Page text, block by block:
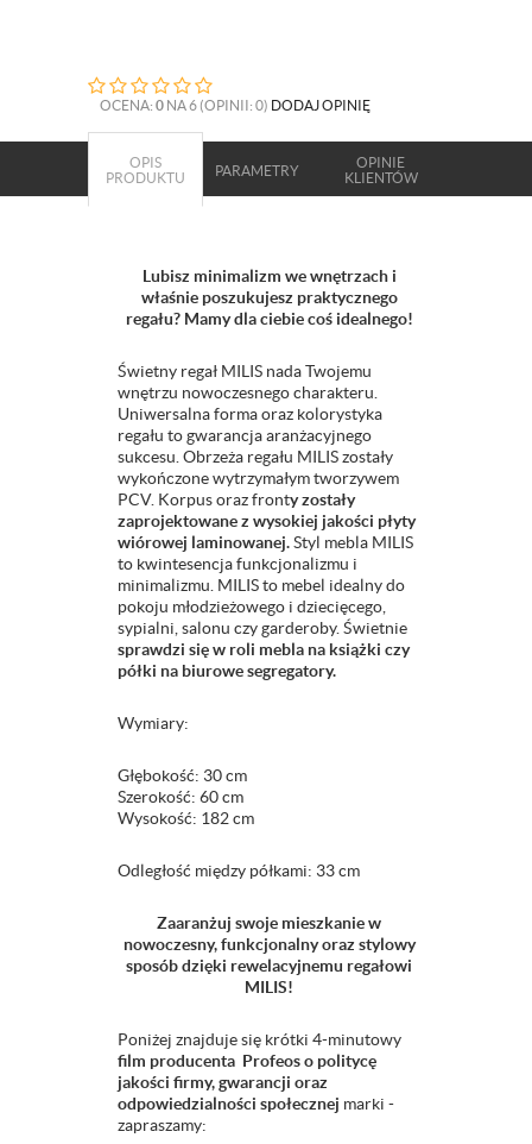
OCENA: 0 NA 6 (OPINII: 0) DODAJ OPINIĘ
OPIS
PRODUKTU
PARAMETRY
OPINIE
KLIENTÓW
Lubisz minimalizm we wnętrzach i
właśnie poszukujesz praktycznego
regału? Mamy dla ciebie coś idealnego!
Świetny regał MILIS nada Twojemu
wnętrzu nowoczesnego charakteru.
Uniwersalna forma oraz kolorystyka
regału to gwarancja aranżacyjnego
sukcesu. Obrzeża regału MILIS zostały
wykończone wytrzymałym tworzywem
PCV. Korpus oraz fronty zostały
zaprojektowane z wysokiej jakości płyty
wiórowej laminowanej.Styl mebla MILIS
to kwintesencja funkcjonalizmu i
minimalizmu. MILIS to mebel idealny do
pokoju młodzieżowego i dziecięcego,
sypialni, salonu czy garderoby. Świetnie
sprawdzi się w roli mebla na książki czy
półki na biurowe segregatory.
Wymiary:
Głębokość: 30 cm
Szerokość: 60 cm
Wysokość: 182 cm
Odległość między półkami: 33 cm
Zaaranżuj swoje mieszkanie w
nowoczesny, funkcjonalny oraz stylowy
sposób dzięki rewelacyjnemu regałowi
MILIS!
Poniżej znajduje się krótki 4-minutowy
film producenta Profeos o politycę
jakości firmy, gwarancji oraz
odpowiedzialności społecznej marki -
zapraszamy: